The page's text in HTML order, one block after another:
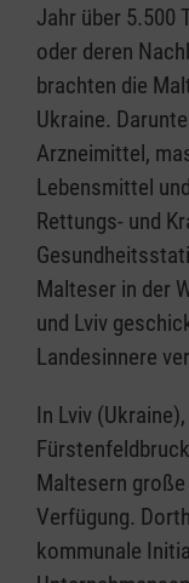
Jahr über 5.500
oder deren
brachten die
Ukraine.
Arzneimittel,
Lebensmittel
Rettungs- und
Malteser in der
und Lviv
Landesinnere
In Lviv
Maltesern
Verfügung.
kommunale